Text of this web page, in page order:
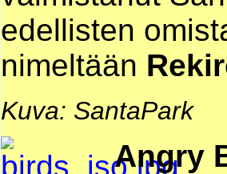
edellisten
nimeltään
Kuva: SantaPark
Angry